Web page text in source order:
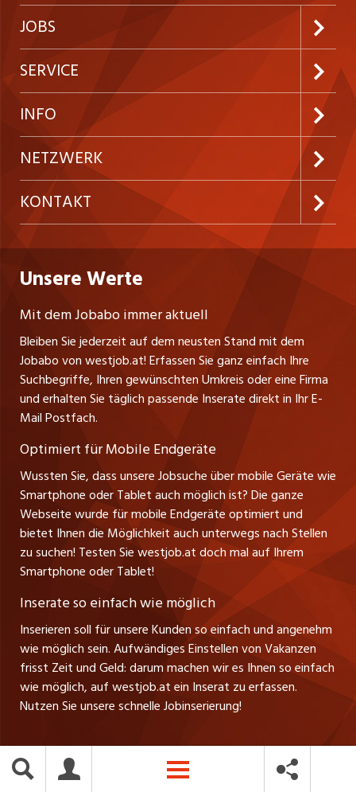
JOBS
Jobabo abonnieren
Neue Stellen
Festanstellungen
Temporäre Jobs
Praktika
Führungspositionen
Management / Kader-Jobs
SERVICE
Kundenlogin
Inserieren
Firmen
Personalvermittler
INFO
Preise und Leistungen
AGB
Datenschutzerklärung
Impressum
NETZWERK
ostjob.ch
jobzüri.ch
jobmittelland.ch
jobbern.ch
jobbasel.ch
zentraljob.ch
myjob.ch
schaffu.ch (VS)
ajourjob.ch
russmedia.com
vol.at
KONTAKT
Russmedia Digital GmbH
Gutenbergstrasse 1
A-6858 Schwarzach
Stefan Spötl
Tel. +43 664 39 47 47 7
Leiter westjob.at
Andrea Graf
Tel. +43 664 20 30 02 1
Verkauf und Beratung
Unsere Werte
Mit dem Jobabo immer aktuell
Bleiben Sie jederzeit auf dem neusten Stand mit dem
Jobabo von westjob.at! Erfassen Sie ganz einfach Ihre
Suchbegriffe, Ihren gewünschten Umkreis oder eine Firma
und erhalten Sie täglich passende Inserate direkt in Ihr E-
Mail Postfach.
Optimiert für Mobile Endgeräte
Wussten Sie, dass unsere Jobsuche über mobile Geräte wie
Smartphone oder Tablet auch möglich ist? Die ganze
Webseite wurde für mobile Endgeräte optimiert und
bietet Ihnen die Möglichkeit auch unterwegs nach Stellen
zu suchen! Testen Sie westjob.at doch mal auf Ihrem
Smartphone oder Tablet!
Inserate so einfach wie möglich
Inserieren soll für unsere Kunden so einfach und angenehm
wie möglich sein. Aufwändiges Einstellen von Vakanzen
frisst Zeit und Geld: darum machen wir es Ihnen so einfach
wie möglich, auf westjob.at ein Inserat zu erfassen.
Nutzen Sie unsere schnelle Jobinserierung!